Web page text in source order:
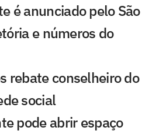
é anunciado pelo São
e números do
rebate conselheiro do
social
pode abrir espaço